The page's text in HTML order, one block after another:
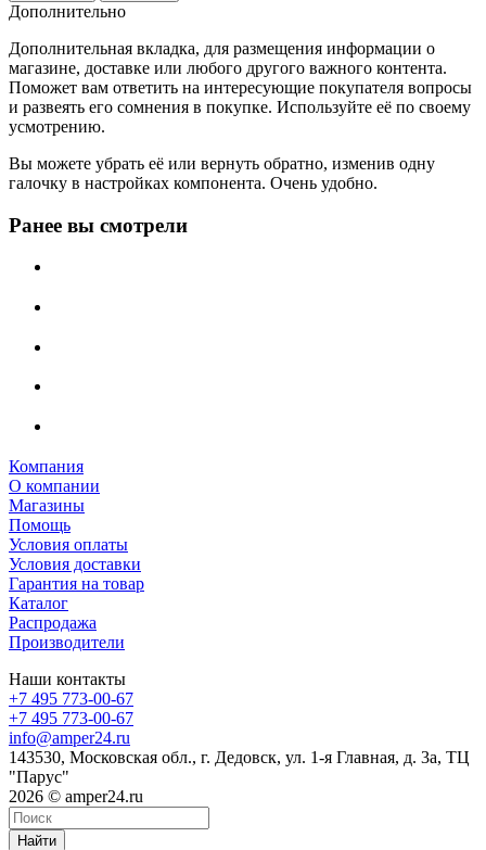
Дополнительно
Дополнительная вкладка, для размещения информации о
магазине, доставке или любого другого важного контента.
Поможет вам ответить на интересующие покупателя вопросы
и развеять его сомнения в покупке. Используйте её по своему
усмотрению.
Вы можете убрать её или вернуть обратно, изменив одну
галочку в настройках компонента. Очень удобно.
Ранее вы смотрели
Компания
О компании
Магазины
Помощь
Условия оплаты
Условия доставки
Гарантия на товар
Каталог
Распродажа
Производители
Наши контакты
+7 495 773-00-67
+7 495 773-00-67
info@amper24.ru
143530, Московская обл., г. Дедовск, ул. 1-я Главная, д. 3а, ТЦ
"Парус"
2026 © amper24.ru
Найти